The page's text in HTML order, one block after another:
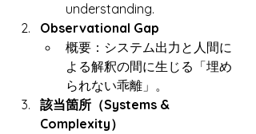
understanding.
Observational Gap
概要：システム出力と人間に
よる解釈の間に生じる「埋め
られない乖離」。
該当箇所（Systems &
Complexity）